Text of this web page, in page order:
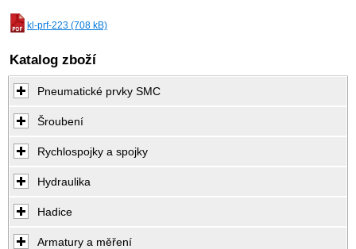
kl-prf-223 (708 kB)
Katalog zboží
Pneumatické prvky SMC
Šroubení
Rychlospojky a spojky
Hydraulika
Hadice
Armatury a měření